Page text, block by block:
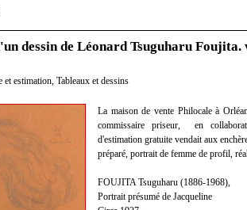
dessin de Léonard Tsuguharu Foujita.
et estimation, Tableaux et dessins
La maison de vente Philocale à
commissaire priseur, en
d'estimation gratuite vendait aux
préparé, portrait de femme de profil,
FOUJITA Tsuguharu (1886-1968),
Portrait présumé de Jacqueline